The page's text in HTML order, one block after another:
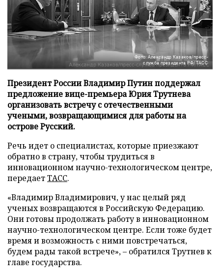
Фото: Александр Казаков/пресс-
служба президента РФ/ТАСС
Президент России Владимир Путин поддержал
предложение вице-премьера Юрия Трутнева
организовать встречу с отечественными
учеными, возвращающимися для работы на
острове Русский.
Речь идет о специалистах, которые приезжают
обратно в страну, чтобы трудиться в
инновационном научно-технологическом центре,
передаетТАСС.
«Владимир Владимирович, у нас целый ряд
ученых возвращаются в Российскую Федерацию.
Они готовы продолжать работу в инновационном
научно-технологическом центре. Если тоже будет
время и возможность с ними повстречаться,
будем рады такой встрече», – обратился Трутнев к
главе государства.